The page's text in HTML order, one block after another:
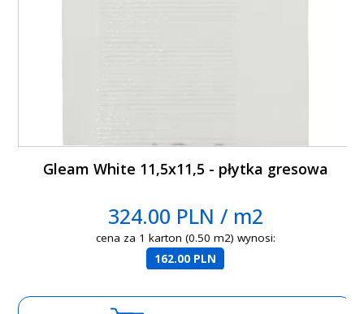
Gleam White 11,5x11,5 - płytka gresowa
324.00 PLN / m2
cena za 1 karton (0.50 m2) wynosi:
162.00 PLN